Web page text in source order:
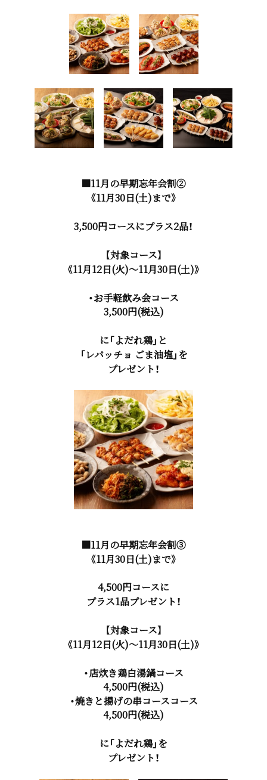
■11月の早期忘年会割②
《11月30日(土)まで》
3,500円コースにプラス2品！
【対象コース】
《11月12日(火)～11月30日(土)》
・お手軽飲み会コース
3,500円(税込)
に「よだれ鶏」と
「レバッチョ ごま油塩」を
プレゼント！
■11月の早期忘年会割③
《11月30日(土)まで》
4,500円コースに
プラス1品プレゼント！
【対象コース】
《11月12日(火)～11月30日(土)》
・店炊き鶏白湯鍋コース
4,500円(税込)
・焼きと揚げの串コースコース
4,500円(税込)
に「よだれ鶏」を
プレゼント！